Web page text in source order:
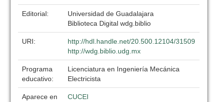
Editorial:
Universidad de Guadalajara
Biblioteca Digital wdg.biblio
URI:
http://hdl.handle.net/20.500.12104/31509
http://wdg.biblio.udg.mx
Programa
educativo:
Licenciatura en Ingeniería Mecánica
Electricista
Aparece en
CUCEI